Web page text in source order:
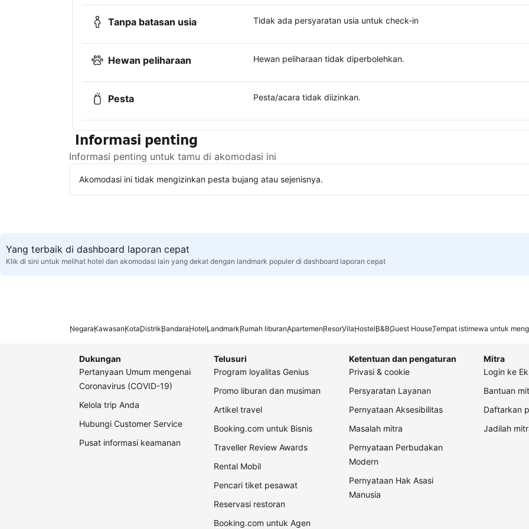
Tanpa batasan usia Tidak ada persyaratan usia untuk check-in
Hewan peliharaan Hewan peliharaan tidak diperbolehkan.
Pesta Pesta/acara tidak diizinkan.
Informasi penting
Informasi penting untuk tamu di akomodasi ini
Akomodasi ini tidak mengizinkan pesta bujang atau sejenisnya.
Yang terbaik di dashboard laporan cepat
Klik di sini untuk melihat hotel dan akomodasi lain yang dekat dengan landmark populer di dashboard laporan cepat
NegaraKawasanKotaDistrikBandaraHotelLandmarkRumah liburanApartemenResorVilaHostelB&BGuest HouseTempat istimewa untuk
Dukungan
Pertanyaan Umum mengenai
Coronavirus (COVID-19)
Kelola trip Anda
Hubungi Customer Service
Pusat informasi keamanan
Telusuri
Program loyalitas Genius
Promo liburan dan musiman
Artikel travel
Booking.com untuk Bisnis
Traveller Review Awards
Rental Mobil
Pencari tiket pesawat
Reservasi restoran
Booking.com untuk Agen
Ketentuan dan pengaturan
Privasi & cookie
Persyaratan Layanan
Pernyataan Aksesibilitas
Masalah mitra
Pernyataan Perbudakan
Modern
Pernyataan Hak Asasi
Manusia
Mitra
Login ke
Bantuan
Daftarkan
Jadilah